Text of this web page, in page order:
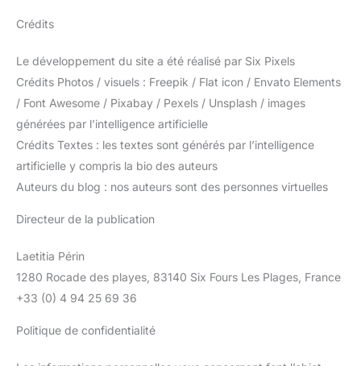
Crédits
Le développement du site a été réalisé par Six Pixels
Crédits Photos / visuels : Freepik / Flat icon / Envato Elements
/ Font Awesome / Pixabay / Pexels / Unsplash / images
générées par l’intelligence artificielle
Crédits Textes : les textes sont générés par l’intelligence
artificielle y compris la bio des auteurs
Auteurs du blog : nos auteurs sont des personnes virtuelles
Directeur de la publication
Laetitia Périn
1280 Rocade des playes, 83140 Six Fours Les Plages, France
+33 (0) 4 94 25 69 36
Politique de confidentialité